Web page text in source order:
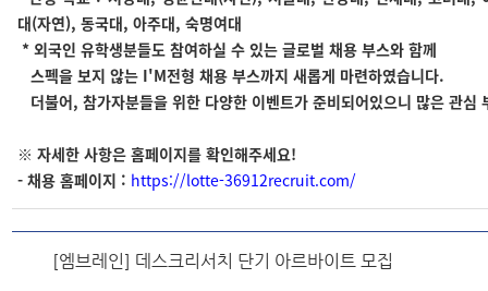
대(자연), 동국대, 아주대, 숙명여대
* 외국인 유학생분들도 참여하실 수 있는 글로벌 채용 부스와 함께
스펙을 보지 않는 I'M전형 채용 부스까지 새롭게 마련하였습니다.
더불어, 참가자분들을 위한 다양한 이벤트가 준비되어있으니 많은 관심
※ 자세한 사항은 홈페이지를 확인해주세요!
- 채용 홈페이지 : https://lotte-36912recruit.com/
[엠브레인] 데스크리서치 단기 아르바이트 모집